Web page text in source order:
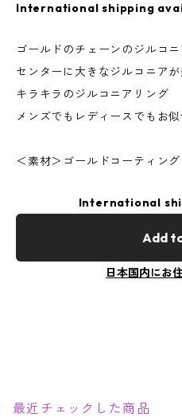
International shipping
ゴールドのチェーンのジルコ
センターに大きなジルコニア
キラキラのジルコニアリング
メンズでもレディースでもお
＜素材＞ゴールドコーティン
International
Add
日本国内にお
最近チェックした商品